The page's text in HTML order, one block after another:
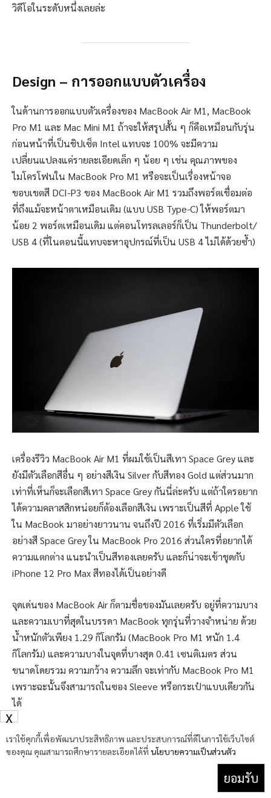
วิดีโอในระดับหนึ่งเลยล่ะ
Design – การออกแบบตัวเครื่อง
ในด้านการออกแบบตัวเครื่องของ MacBook Air M1, MacBook
Pro M1 และ Mac Mini M1 ถ้าจะให้สรุปสั้น ๆ ก็คือเหมือนกับรุ่น
ก่อนหน้าที่เป็นชิปเซ็ต Intel แทบจะ 100% จะมีความ
เปลี่ยนแปลงแค่รายละเอียดเล็ก ๆ น้อย ๆ เช่น คุณภาพของ
ไมโครโฟนใน MacBook Pro M1 หรือจะเป็นเรื่องหน้าจอ
ขอบเขตสี DCI-P3 ของ MacBook Air M1 รวมถึงพอร์ตเชื่อมต่อ
ที่ถึงแม้จะหน้าตาเหมือนเดิม (แบบ USB Type-C) ให้พอร์ตมา
น้อย 2 พอร์ตเหมือนเดิม แต่คอนโทรลเลอร์ก็เป็น Thunderbolt/
USB 4 (ที่ในตอนนี้แทบจะหาอุปกรณ์ที่เป็น USB 4 ไม่ได้ด้วยซ้ำ)
เครื่องรีวิว MacBook Air M1 ที่ผมใช้เป็นสีเทา Space Grey และ
ยังมีตัวเลือกสีอื่น ๆ อย่างสีเงิน Silver กับสีทอง Gold แต่ส่วนมาก
เท่าที่เห็นก็จะเลือกสีเทา Space Grey กันนี่ล่ะครับ แต่ถ้าใครอยาก
ได้ความคลาสสิกหน่อยก็ต้องเลือกสีเงิน เพราะเป็นสีที่ Apple ใช้
ใน MacBook มาอย่างยาวนาน จนถึงปี 2016 ที่เริ่มมีตัวเลือก
อย่างสี Space Grey ใน MacBook Pro 2016 ส่วนใครที่อยากได้
ความแตกต่าง แนะนำเป็นสีทองเลยครับ และก็น่าจะเข้าชุดกับ
iPhone 12 Pro Max สีทองได้เป็นอย่างดี
จุดเด่นของ MacBook Air ก็ตามชื่อของมันเลยครับ อยู่ที่ความบาง
และความเบาที่สุดในบรรดา MacBook ทุกรุ่นที่วางจำหน่าย ด้วย
น้ำหนักตัวเพียง 1.29 กิโลกรัม (MacBook Pro M1 หนัก 1.4
กิโลกรัม) และความบางในจุดที่บางสุด 0.41 เซนติเมตร ส่วน
ขนาดโดยรวม ความกว้าง ความลึก จะเท่ากับ MacBook Pro M1
เพราะฉะนั้นจึงสามารถในซอง Sleeve หรือกระเป๋าแบบเดียวกัน
ได้
เราใช้คุกกี้เพื่อพัฒนาประสิทธิภาพ และประสบการณ์ที่ดีในการใช้เว็บไซต์
ของคุณ คุณสามารถศึกษารายละเอียดได้ที่ นโยบายความเป็นส่วนตัว
ยอมรับ
X